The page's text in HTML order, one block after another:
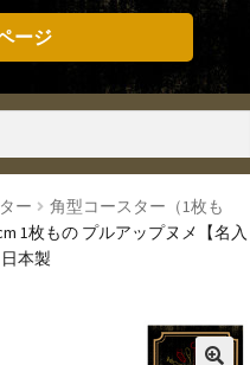
ージ
ー
角型コースター（1枚も
1枚もの プルアップヌメ【名入
本製